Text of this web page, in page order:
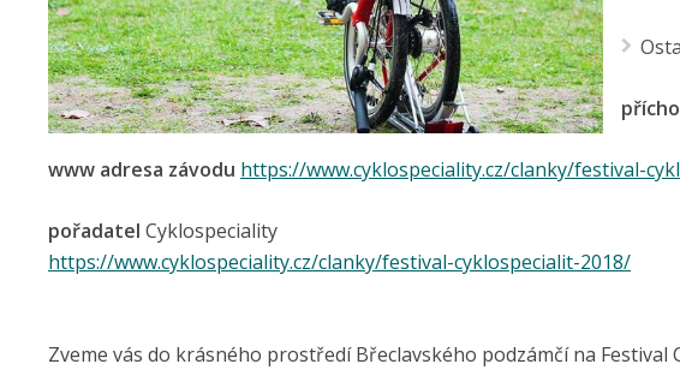
www adresa závodu https://www.cyklospeciality.cz/clanky/festival-
pořadatel Cyklospeciality
https://www.cyklospeciality.cz/clanky/festival-cyklospecialit-2018/
Zveme vás do krásného prostředí Břeclavského podzámčí na Festival